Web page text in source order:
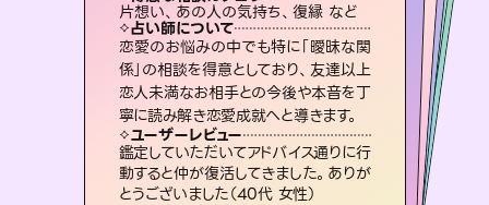
片想い、あの人の気持ち、復縁 など
占い師について
恋愛のお悩みの中でも特に「曖昧な関
係」の相談を得意としており、友達以上
恋人未満なお相手との今後や本音を丁
寧に読み解き恋愛成就へと導きます。
ユーザーレビュー
鑑定していただいてアドバイス通りに行
動すると仲が復活してきました。ありが
とうございました（40代 女性）
出逢い、片想い、復縁 など
占い師について
未来には何パターンもの選択肢があり
ます。不安で視えにくくなっているあな
たの素敵な未来を見つけ、その未来を
選択できるようアドバイスします。
ユーザーレビュー
職場の人の性質や人間関係、本心など
本当によく視えていてびっくり。対策が
打てて前向きになれます（40代）
恋愛総合、あの人の気持ち など
占い師について
霊視×オラクルカードを使って「今」と
「未来」そして「気になるあの人の気持
ち」まで丁寧に読み解き、恋や人生のヒ
ントを優しく引き出します。
ユーザーレビュー
不安な気持ちが嘘みたいに晴れまし
た…！よく視えていらっしゃるんだなと
感じました（40代 女性）
恋愛総合、片想い、二人の未来 など
占い師について
復縁、恋愛、不倫の行方、同性愛や片思い、仕事関係や借金問題まで知りたいことや心の負担になっていることを紐解き、背中をそっと押して導きます。
ユーザーレビュー
安心感のあり、言い切ってくれる所や濁
さない鑑定のおかげで、毎回自分の気
持ちを整えられます（30代 男性）
得意な相談カテゴリ
片想い、あの人の気持ち、復縁 など
占い師について
3,700年以上の歴史を持つ東洋最古の
占術「易占」で詳細まで占い、幸せへ向
かう道筋を示します。厳しい結果にも具
体的な対策をお伝えします。
ユーザーレビュー
複雑な背景もしっかり聞いて鑑定して
いただけました。気持ちが楽になりまし
た（50代 女性）
得意な相談カテゴリ
片想い、二人の未来、年の差 など
占い師について
連絡再開、復縁、成就などの報告実績
多数。セラピストとして2万超の施術経
験があるからこそできる鑑定で、より良
い未来をサポートします。
ユーザーレビュー
とても心温まる鑑定でした。しかもこち
らは何も言っていないのに視えていらっ
しゃるんだなと驚きです（30代女性）